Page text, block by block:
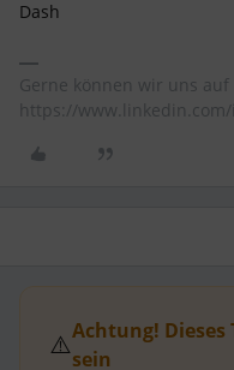
Dash
Gerne können wir uns auf
https://
⚠️Achtung!
sein